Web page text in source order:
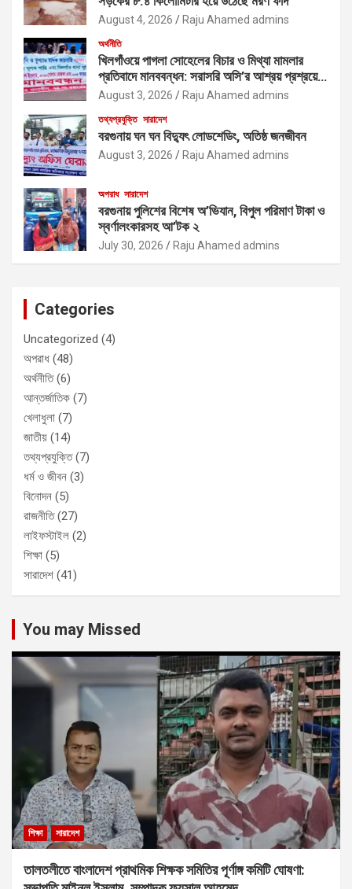
August 4, 2026 Raju Ahamed admins
অর্থনীতি
খিলগাঁওয়ে পাগলা সোহেলের বিচার ও মিথ্যা মামলার
প্রতিবাদে মানববন্ধন: সরাসরি অসি’র আশ্রয় প্রশ্রয়ে
মাদক কারবারিদের দাপটের অভিযোগ
August 3, 2026 Raju Ahamed admins
তথ্যপ্রযুক্তি সারাদেশ
বরগুনায় ঘন ঘন বিদ্যুৎ লোডশেডিং, অতিষ্ঠ জনজীবন
August 3, 2026 Raju Ahamed admins
অপরাধ সারাদেশ
বরগুনায় পুলিশের বিশেষ অ’ভিযান, বিপুল পরিমাণ টাকা ও
স্বর্ণালংকারসহ আ’টক ২
July 30, 2026 Raju Ahamed admins
Categories
Uncategorized (4)
অপরাধ (48)
অর্থনীতি(6)
আন্তর্জাতিক (7)
খেলাধুলা (7)
জাতীয় (14)
তথ্যপ্রযুক্তি(7)
ধর্ম ও জীবন (3)
বিনোদন (5)
রাজনীতি(27)
লাইফস্টাইল (2)
শিক্ষা (5)
সারাদেশ (41)
You may Missed
শিক্ষা সারাদেশ
তালতলীতে বাংলাদেশ প্রাথমিক শিক্ষক সমিতির পূর্ণাঙ্গ কমিটি ঘোষণা: